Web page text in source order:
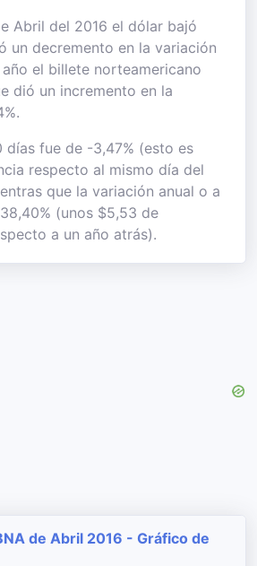
Abril del 2016 el dólar bajó
un decremento en la variación
año el billete norteamericano
dió un incremento en la
días fue de -3,47% (esto es
respecto al mismo día del
que la variación anual o a
(unos $5,53 de
a un año atrás).
de Abril 2016 - Gráfico de